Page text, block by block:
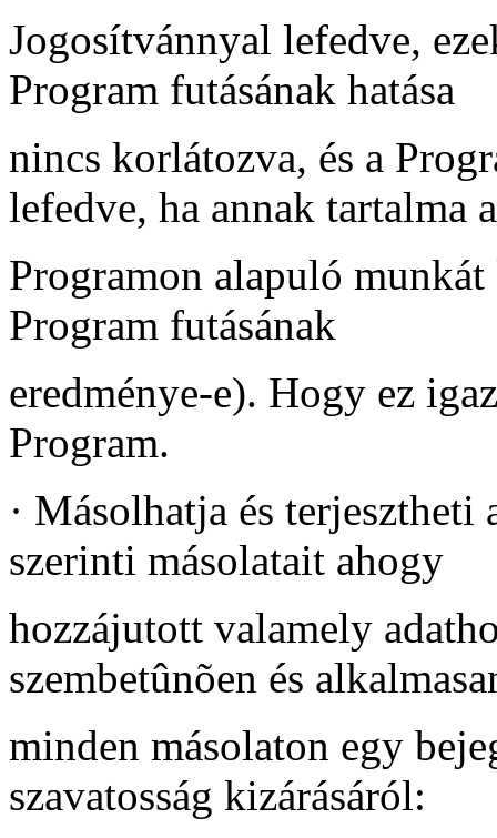
Jogosítvánnyal lefedve,
Program futásának hatása
nincs korlátozva, és a
lefedve, ha annak tartalma a
Programon alapuló
Program futásának
eredménye-e). Hogy ez
Program.
· Másolhatja és terjesztheti
szerinti másolatait ahogy
hozzájutott valamely
szembetûnõen és
minden másolaton egy
szavatosság kizárásáról: